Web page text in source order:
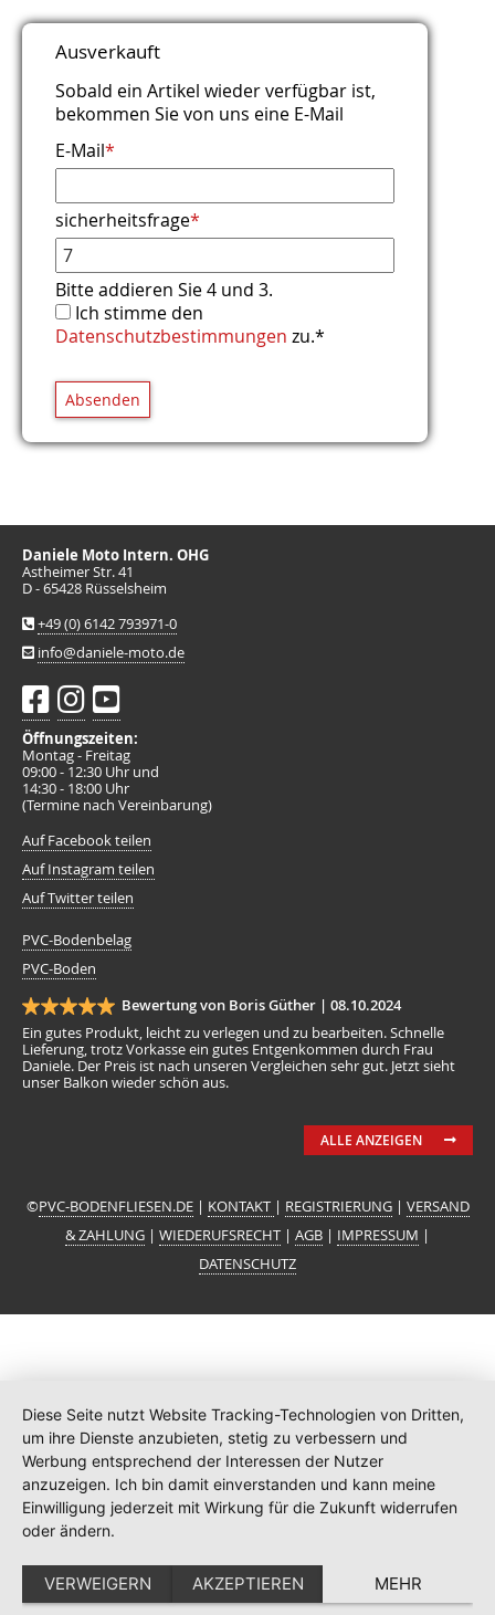
Ausverkauft
Sobald ein Artikel wieder verfügbar ist,
bekommen Sie von uns eine E-Mail
E-Mail*
sicherheitsfrage*
Bitte addieren Sie 4 und 3.
Ich stimme den
Datenschutzbestimmungen zu.*
Absenden
Daniele Moto Intern. OHG
Astheimer Str. 41
D - 65428 Rüsselsheim
+49 (0) 6142 793971-0
info@daniele-moto.de
Öffnungszeiten:
Montag - Freitag
09:00 - 12:30 Uhr und
14:30 - 18:00 Uhr
(Termine nach Vereinbarung)
Auf Facebook teilen
Auf Instagram teilen
Auf Twitter teilen
PVC-Bodenbelag
PVC-Boden
Bewertung von Boris Güther | 08.10.2024
Ein gutes Produkt, leicht zu verlegen und zu bearbeiten. Schnelle
Lieferung, trotz Vorkasse ein gutes Entgenkommen durch Frau
Daniele. Der Preis ist nach unseren Vergleichen sehr gut. Jetzt sieht
unser Balkon wieder schön aus.
ALLE ANZEIGEN
©PVC-BODENFLIESEN.DE| KONTAKT | REGISTRIERUNG| VERSAND
& ZAHLUNG | WIEDERUFSRECHT | AGB | IMPRESSUM |
DATENSCHUTZ
Diese Seite nutzt Website Tracking-Technologien von Dritten,
um ihre Dienste anzubieten, stetig zu verbessern und
Werbung entsprechend der Interessen der Nutzer
anzuzeigen. Ich bin damit einverstanden und kann meine
Einwilligung jederzeit mit Wirkung für die Zukunft widerrufen
oder ändern.
VERWEIGERN AKZEPTIEREN MEHR